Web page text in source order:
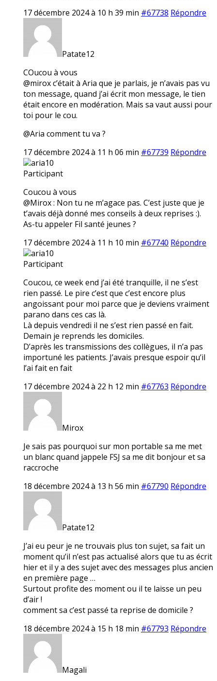
17 décembre 2024 à 10 h 39 min #67738 Répondre
Patate12
COucou à vous
@mirox c’était à Aria que je parlais, je n’avais pas vu
ton message, quand j’ai écrit mon message, le tien
était encore en modération. Mais sa vaut aussi pour
toi pour le cou.
@Aria comment tu va ?
17 décembre 2024 à 11 h 06 min #67739 Répondre
aria10
Participant
Coucou à vous
@Mirox : Non tu ne m’agace pas. C’est juste que je
t’avais déjà donné mes conseils à deux reprises :).
As-tu appeler Fil santé jeunes ?
17 décembre 2024 à 11 h 10 min #67740 Répondre
aria10
Participant
Coucou, ce week end j’ai été tranquille, il ne s’est
rien passé. Le pire c’est que c’est encore plus
angoissant pour moi parce que je deviens vraiment
parano dans ces cas là.
Là depuis vendredi il ne s’est rien passé en fait.
Demain je reprends les domiciles.
D’après les transmissions des collègues, il n’a pas
importuné les patients. J’avais presque espoir qu’il
l’ai fait en fait
17 décembre 2024 à 22 h 12 min #67763 Répondre
Mirox
Je sais pas pourquoi sur mon portable sa me met
un blanc quand jappele FSJ sa me dit bonjour et sa
raccroche
18 décembre 2024 à 13 h 56 min #67790 Répondre
Patate12
J’ai eu peur je ne trouvais plus ton sujet, sa fait un
moment qu’il n’est pas actualisé alors que tu as écrit
hier et il y a des sujet avec des messages plus ancien
en première page …
Surtout profite des moment ou il te laisse un peu
d’air !
comment sa c’est passé ta reprise de domicile ?
18 décembre 2024 à 15 h 18 min #67793 Répondre
Magali